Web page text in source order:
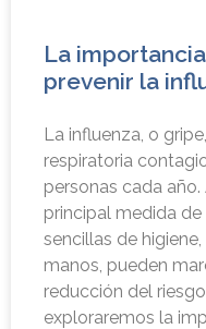
La
prevenir la
La influenza, o
respiratoria
personas cada
principal medida
sencillas de
manos, pueden
reducción del
exploraremos la